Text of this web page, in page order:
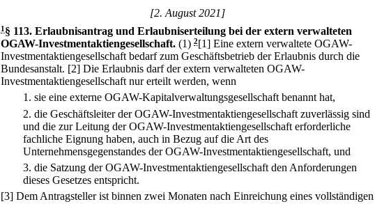
[2. August 2021]
1 § 113. Erlaubnisantrag und Erlaubniserteilung bei der extern verwalteten
OGAW-Investmentaktiengesellschaft. (1) 2[1] Eine extern verwaltete OGAW-
Investmentaktiengesellschaft bedarf zum Geschäftsbetrieb der Erlaubnis durch die
Bundesanstalt. [2] Die Erlaubnis darf der extern verwalteten OGAW-
Investmentaktiengesellschaft nur erteilt werden, wenn
1. sie eine externe OGAW-Kapitalverwaltungsgesellschaft benannt hat,
2. die Geschäftsleiter der OGAW-Investmentaktiengesellschaft zuverlässig sind
und die zur Leitung der OGAW-Investmentaktiengesellschaft erforderliche
fachliche Eignung haben, auch in Bezug auf die Art des
Unternehmensgegenstandes der OGAW-Investmentaktiengesellschaft, und
3. die Satzung der OGAW-Investmentaktiengesellschaft den Anforderungen
dieses Gesetzes entspricht.
[3] Dem Antragsteller ist binnen zwei Monaten nach Einreichung eines vollständigen